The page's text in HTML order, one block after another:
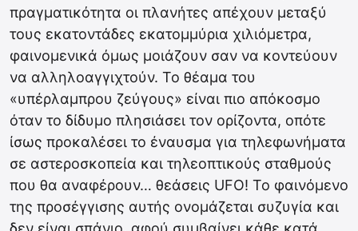
πραγματικότητα οι πλανήτες απέχουν μεταξύ
τους εκατοντάδες εκατομμύρια χιλιόμετρα,
φαινομενικά όμως μοιάζουν σαν να κοντεύουν
να αλληλοαγγιχτούν. Το θέαμα του
«υπέρλαμπρου ζεύγους» είναι πιο απόκοσμο
όταν το δίδυμο πλησιάσει τον ορίζοντα, οπότε
ίσως προκαλέσει το έναυσμα για τηλεφωνήματα
σε αστεροσκοπεία και τηλεοπτικούς σταθμούς
που θα αναφέρουν… θεάσεις UFO! Το φαινόμενο
της προσέγγισης αυτής ονομάζεται συζυγία και